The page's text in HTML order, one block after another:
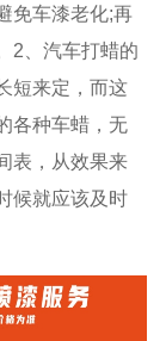
免车漆老化;再
2、汽车打蜡的
短来定，而这
各种车蜡，无
表，从效果来
候就应该及时